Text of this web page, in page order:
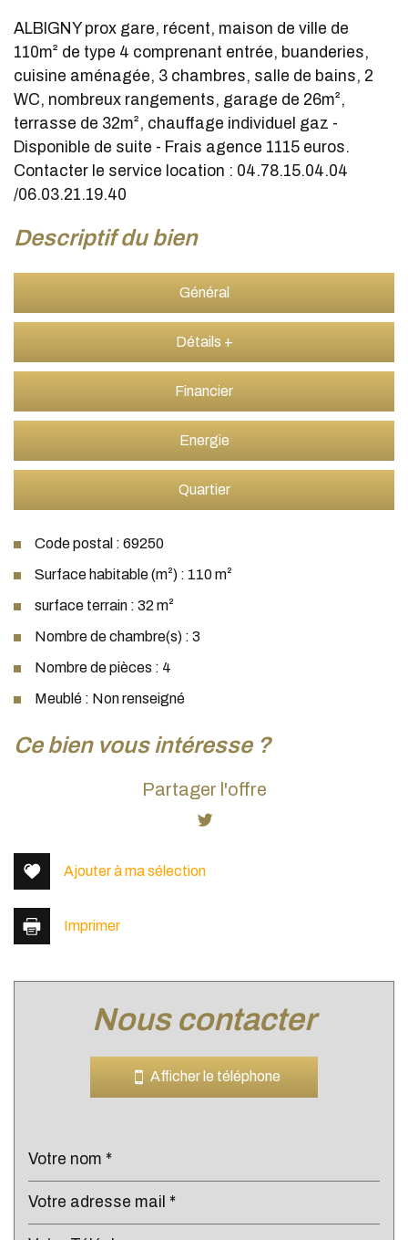
ALBIGNY prox gare, récent, maison de ville de
110m² de type 4 comprenant entrée, buanderies,
cuisine aménagée, 3 chambres, salle de bains, 2
WC, nombreux rangements, garage de 26m²,
terrasse de 32m², chauffage individuel gaz -
Disponible de suite - Frais agence 1115 euros.
Contacter le service location : 04.78.15.04.04
/06.03.21.19.40
descriptif du bien
Général
Détails +
Financier
Energie
Quartier
Code postal : 69250
Surface habitable (m²) : 110 m²
surface terrain : 32 m²
Nombre de chambre(s) : 3
Nombre de pièces : 4
Meublé : Non renseigné
la ville de albigny-sur-saône
École primaire
statistiques
Nombre d'habitants
ce bien vous intéresse ?
Partager l'offre
Ajouter à ma sélection
Imprimer
nous contacter
Afficher le téléphone